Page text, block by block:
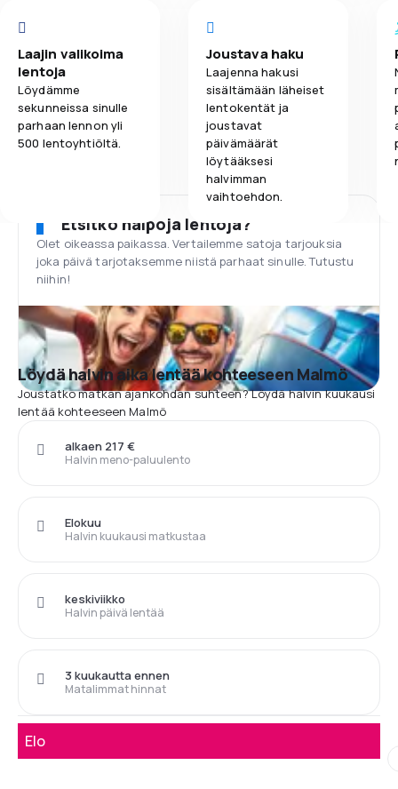
Laajin valikoima
lentoja
Löydämme
sekunneissa sinulle
parhaan lennon yli
500 lentoyhtiöltä.
Joustava haku
Laajenna hakusi
sisältämään läheiset
lentokentät ja
joustavat
päivämäärät
löytääksesi
halvimman
vaihtoehdon.
Etsitkö halpoja lentoja?
Olet oikeassa paikassa. Vertailemme satoja tarjouksia
joka päivä tarjotaksemme niistä parhaat sinulle. Tutustu
niihin!
Löydä halvin aika lentää kohteeseen Malmö
Joustatko matkan ajankohdan suhteen? Löydä halvin kuukausi
lentää kohteeseen Malmö
Halvin meno-paluulento
alkaen 217 €
Halvin kuukausi matkustaa
Elokuu
Halvin päivä lentää
keskiviikko
Matalimmat hinnat
3 kuukautta ennen
Elo